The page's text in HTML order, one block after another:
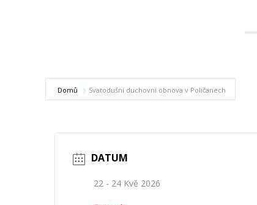
Domů Svatodušní duchovní obnova v Poličanech
DATUM
22 - 24 Kvě 2026